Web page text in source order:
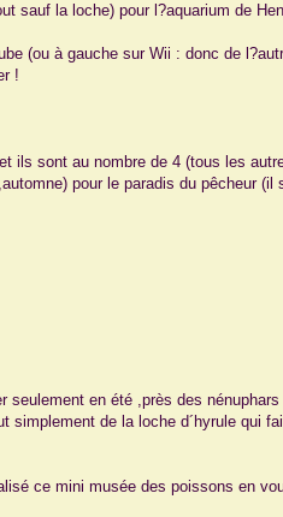
sauf la loche) pour l?aquarium de
(ou à gauche sur Wii : donc de
!
ils sont au nombre de 4 (tous les
pour le paradis du pêcheur (il
seulement en été ,près des nénuphars
simplement de la loche d´hyrule qui
ce mini musée des poissons en